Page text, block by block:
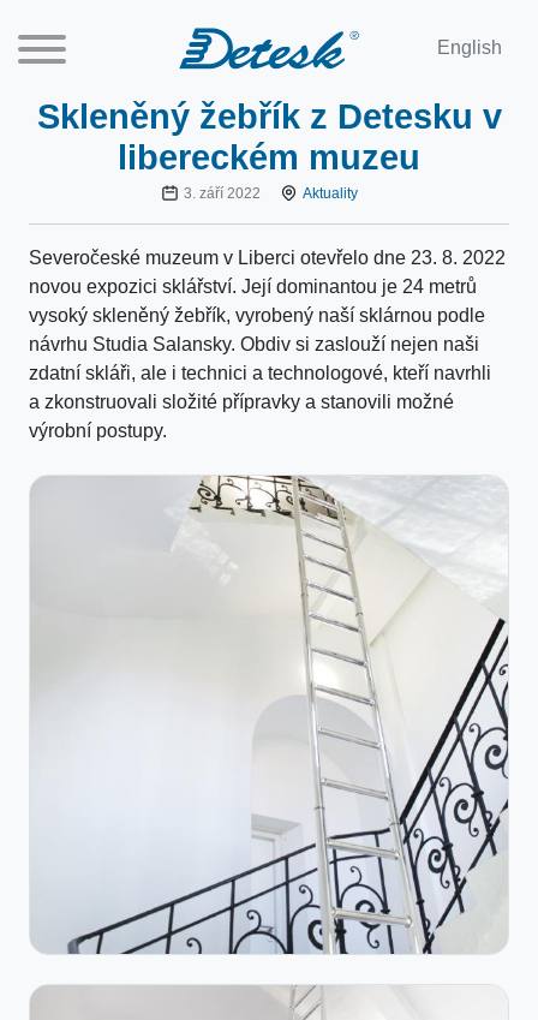
English
Skleněný žebřík z Detesku v
libereckém muzeu
3. září 2022 Aktuality
Severočeské muzeum v Liberci otevřelo dne 23. 8. 2022
novou expozici sklářství. Její dominantou je 24 metrů
vysoký skleněný žebřík, vyrobený naší sklárnou podle
návrhu Studia Salansky. Obdiv si zaslouží nejen naši
zdatní skláři, ale i technici a technologové, kteří navrhli
a zkonstruovali složité přípravky a stanovili možné
výrobní postupy.